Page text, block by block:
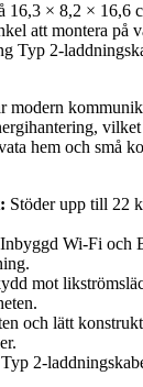
16,3 × 8,2 × 16,6
att montera på
Typ 2-
modern
hem och små
Stöder upp till 22
Inbyggd Wi-Fi och
mot
och lätt
Typ 2-